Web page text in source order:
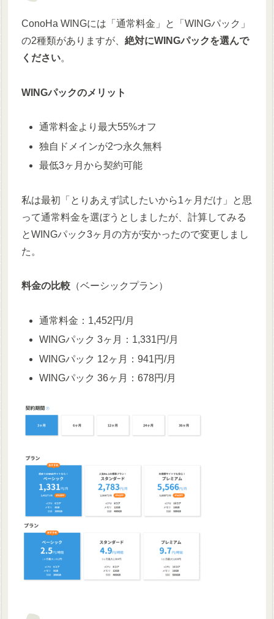
ConoHa WINGには「通常料金」と「WINGパック」
の2種類がありますが、絶対にWINGパックを選んで
ください。
WINGパックのメリット
通常料金より最大55%オフ
独自ドメインが2つ永久無料
最低3ヶ月から契約可能
私は最初「とりあえず試したいから1ヶ月だけ」と思
って通常料金を選ぼうとしましたが、計算してみる
とWINGパック3ヶ月の方が安かったので変更しまし
た。
料金の比較 （ベーシックプラン）
通常料金：1,452円/月
WINGパック 3ヶ月：1,331円/月
WINGパック 12ヶ月：941円/月
WINGパック 36ヶ月：678円/月